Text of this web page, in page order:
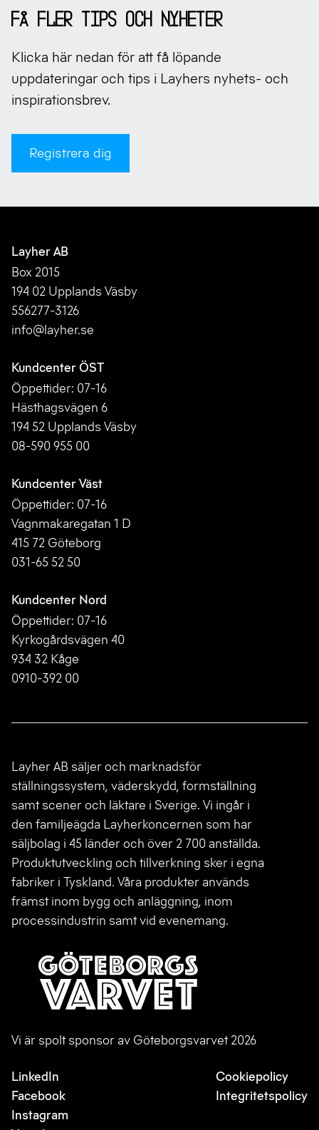
Få fler tips och nyheter
Klicka här nedan för att få löpande
uppdateringar och tips i Layhers nyhets- och
inspirationsbrev.
Registrera dig
Layher AB
Box 2015
194 02 Upplands Väsby
556277-3126
info@layher.se
Kundcenter ÖST
Öppettider: 07-16
Hästhagsvägen 6
194 52 Upplands Väsby
08-590 955 00
Kundcenter Väst
Öppettider: 07-16
Vagnmakaregatan 1 D
415 72 Göteborg
031-65 52 50
Kundcenter Nord
Öppettider: 07-16
Kyrkogårdsvägen 40
934 32 Kåge
0910-392 00
Layher AB säljer och marknadsför
ställningssystem, väderskydd, formställning
samt scener och läktare i Sverige. Vi ingår i
den familjeägda Layherkoncernen som har
säljbolag i 45 länder och över 2 700 anställda.
Produktutveckling och tillverkning sker i egna
fabriker i Tyskland. Våra produkter används
främst inom bygg och anläggning, inom
processindustrin samt vid evenemang.
Vi är spolt sponsor av Göteborgsvarvet 2026
LinkedIn
Facebook
Instagram
Cookiepolicy
Integritetspolicy